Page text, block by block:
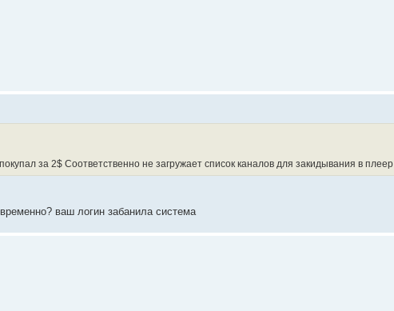
за 2$ Соответственно не загружает список каналов для закидывания в плеер
ваш логин забанила система